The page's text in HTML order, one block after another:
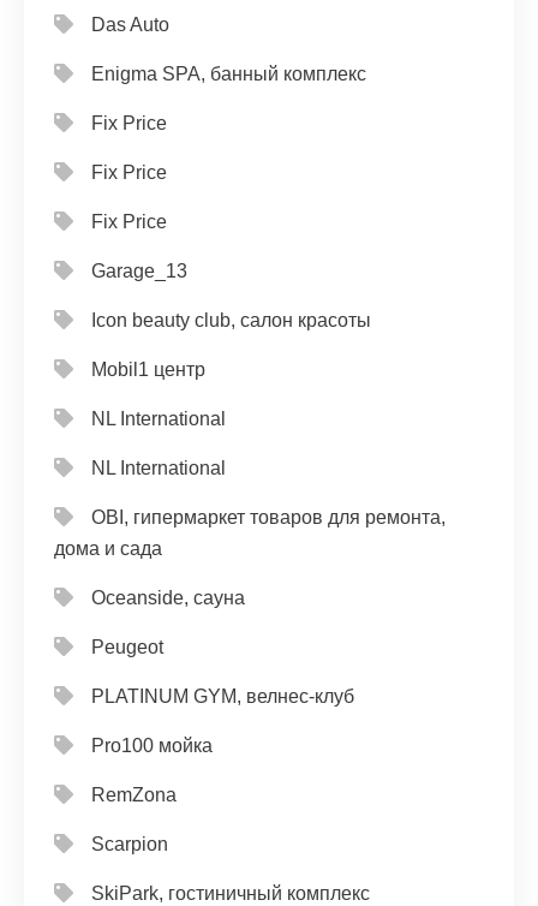
Das Auto
Enigma SPA, банный комплекс
Fix Price
Fix Price
Fix Price
Garage_13
Icon beauty club, салон красоты
Mobil1 центр
NL International
NL International
OBI, гипермаркет товаров для ремонта,
дома и сада
Oceanside, сауна
Peugeot
PLATINUM GYM, велнес-клуб
Pro100 мойка
RemZona
Scarpion
SkiPark, гостиничный комплекс